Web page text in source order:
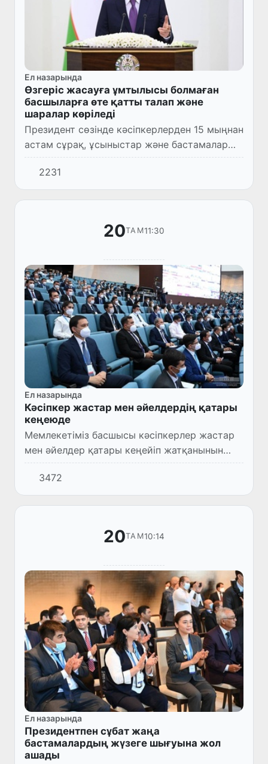
Ел назарында
Өзгеріс жасауға ұмтылысы болмаған
басшыларға өте қатты талап және
шаралар көріледі
Президент сөзінде кәсіпкерлерден 15 мыңнан
астам сұрақ, ұсыныстар және бастамалар
келіп түскенін және осы күнге дейін жер-
жерлерде олардың көпшілігі шешілгені
туралы айтып өтті.
2231
20ТАМ11:30
Ел назарында
Кәсіпкер жастар мен әйелдердің қатары
кеңеюде
Мемлекетіміз басшысы кәсіпкерлер жастар
мен әйелдер қатары кеңейіп жатқанынын
айтты.
3472
20ТАМ10:14
Ел назарында
Президентпен сұбат жаңа
бастамалардың жүзеге шығуына жол
ашады